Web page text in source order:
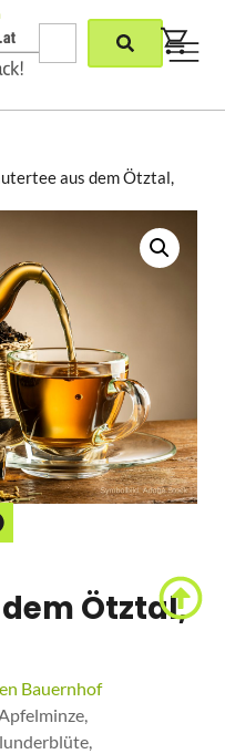
aus dem Ötztal,
Ötztal,
Bauernhof